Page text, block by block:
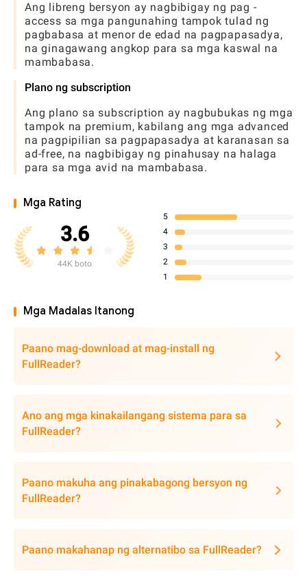
Ang libreng bersyon ay nagbibigay ng pag -
access sa mga pangunahing tampok tulad ng
pagbabasa at menor de edad na pagpapasadya,
na ginagawang angkop para sa mga kaswal na
mambabasa.
Plano ng subscription
Ang plano sa subscription ay nagbubukas ng mga
tampok na premium, kabilang ang mga advanced
na pagpipilian sa pagpapasadya at karanasan sa
ad-free, na nagbibigay ng pinahusay na halaga
para sa mga avid na mambabasa.
Mga Rating
3.6
44K boto
5
4
3
2
1
Mga Madalas Itanong
Paano mag-download at mag-install ng
FullReader?
Ano ang mga kinakailangang sistema para sa
FullReader?
Paano makuha ang pinakabagong bersyon ng
FullReader?
Paano makahanap ng alternatibo sa FullReader?